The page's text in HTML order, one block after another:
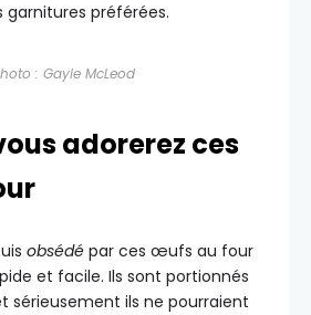
garnitures préférées.
: Gayle McLeod
adorerez ces
obsédé par ces œufs au four
et facile. Ils sont portionnés
sérieusement ils ne pourraient